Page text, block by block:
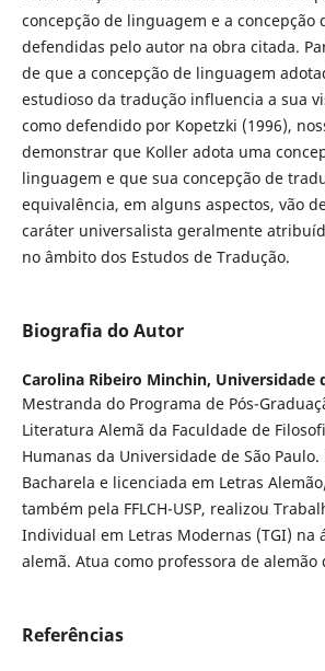
concepção de linguagem e a concepção
defendidas pelo autor na obra citada.
de que a concepção de linguagem
estudioso da tradução influencia a sua
como defendido por Kopetzki (1996),
demonstrar que Koller adota uma
linguagem e que sua concepção de
equivalência, em alguns aspectos, vão
caráter universalista geralmente
no âmbito dos Estudos de Tradução.
Biografia do Autor
Carolina Ribeiro Minchin, Universidade
Mestranda do Programa de Pós-
Literatura Alemã da Faculdade de
Humanas da Universidade de São Paulo.
Bacharela e licenciada em Letras
também pela FFLCH-USP, realizou
Individual em Letras Modernas (TGI) na
alemã. Atua como professora de alemão
Referências